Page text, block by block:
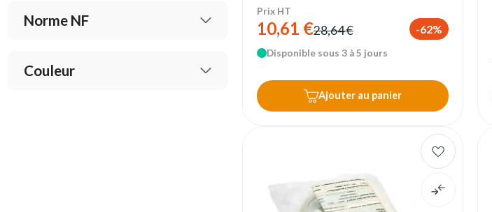
Norme NF
Couleur
Prix HT
10,61 €28,64 € -62%
Disponible sous 3 à 5 jours
Ajouter au panier